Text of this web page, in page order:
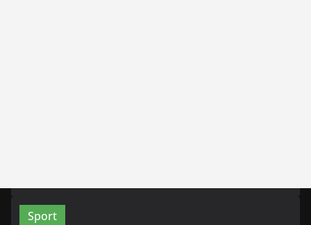
Sport